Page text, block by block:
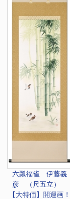
六瓢福雀 伊藤義
彦 （尺五立）
【大特価】開運画！